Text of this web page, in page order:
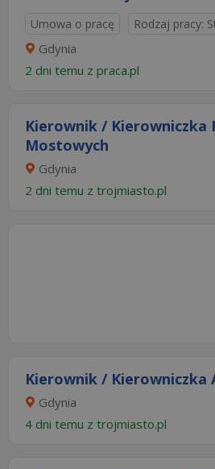
Umowa o pracę Rodzaj pracy:
Gdynia
2 dni temu z praca.pl
Kierownik / Kierowniczka
Mostowych
Gdynia
2 dni temu z trojmiasto.pl
Kierownik / Kierowniczka
Gdynia
4 dni temu z trojmiasto.pl